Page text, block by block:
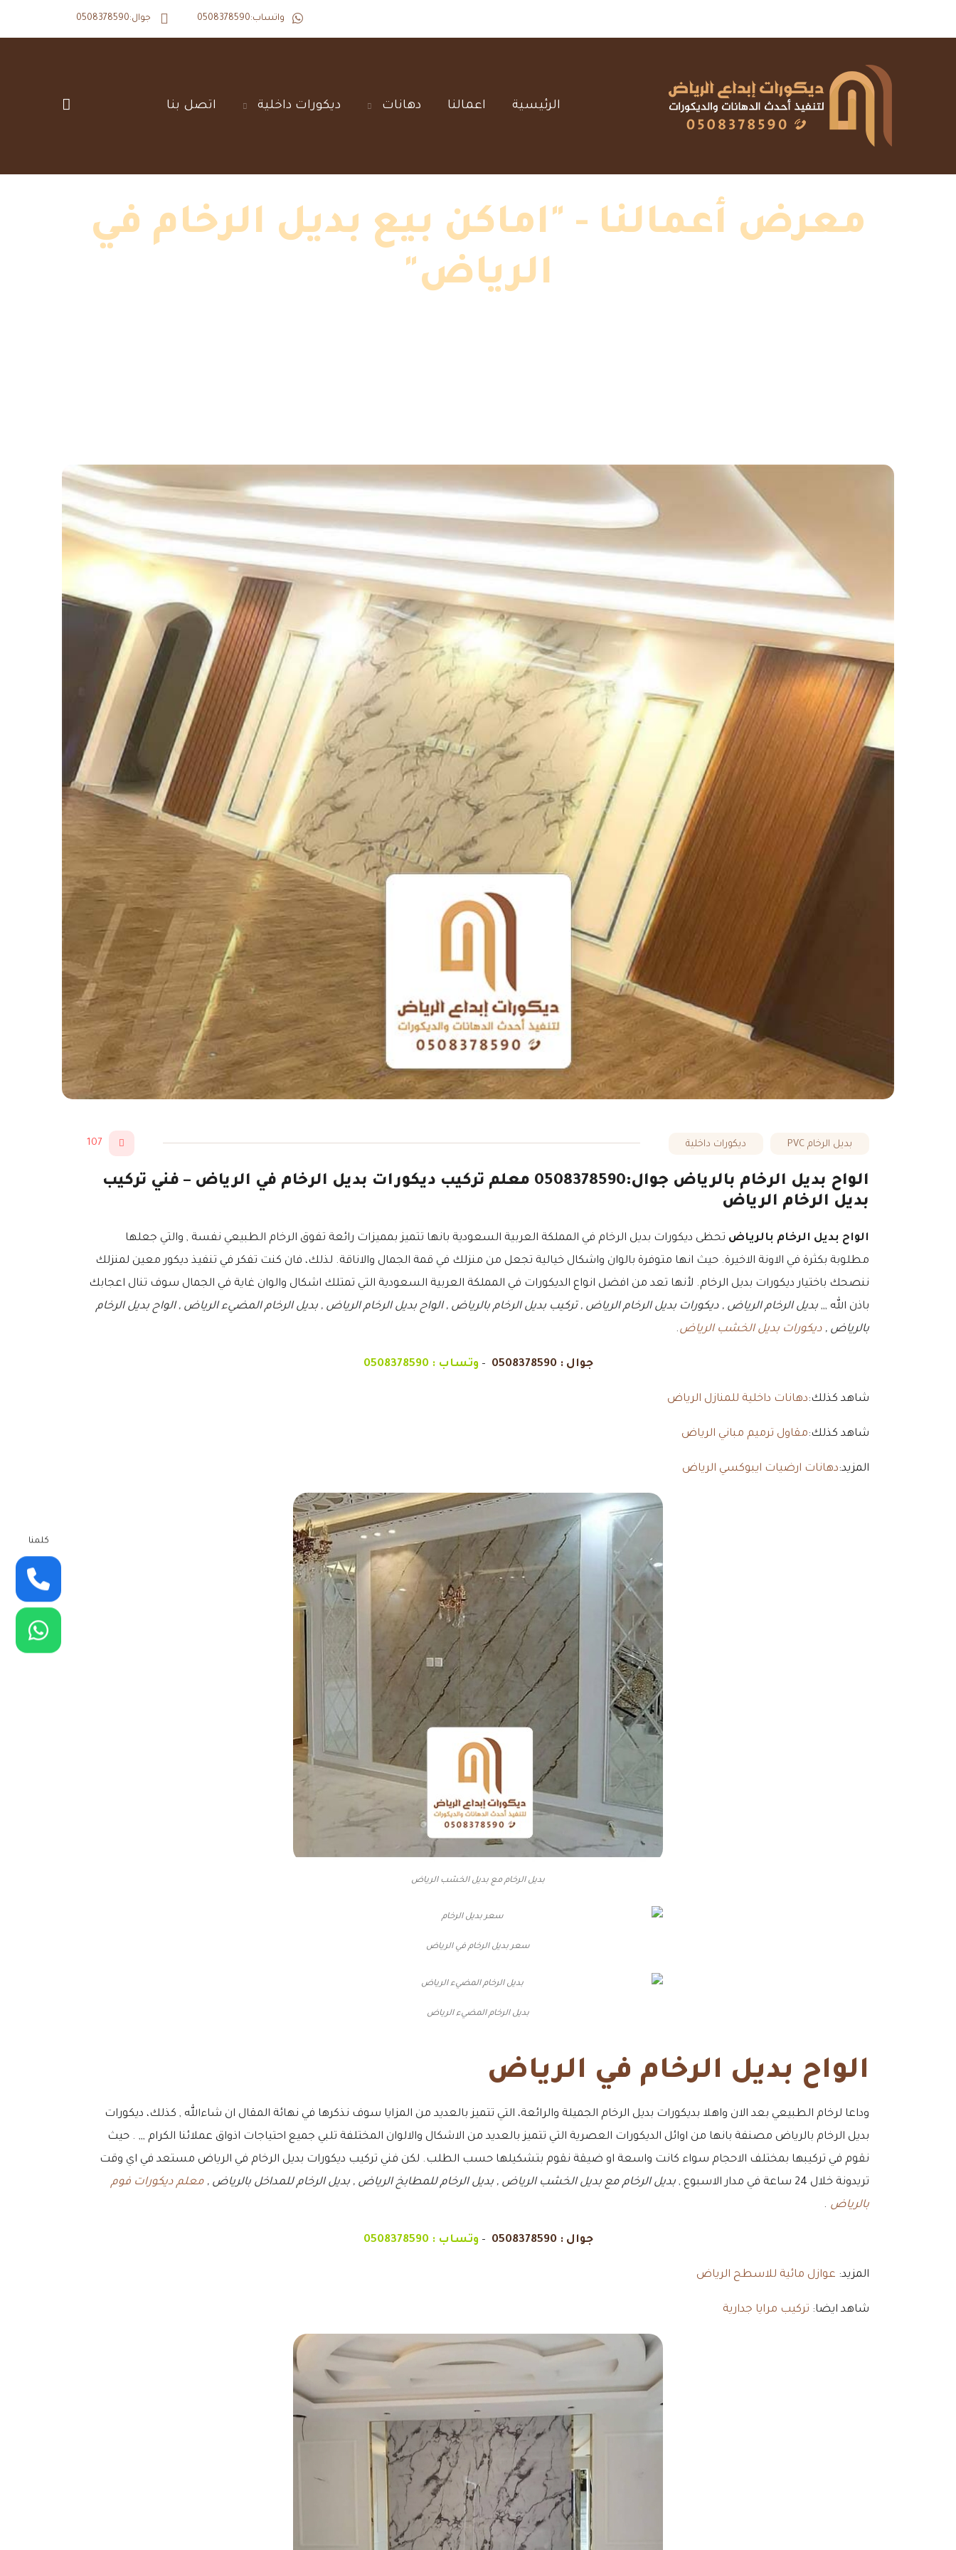
واتساب:0508378590 جوال:0508378590
الرئيسية‎ اعمالنا‎ دهانات‎ ديكورات داخلية‎ اتصل بنا‎
معرض أعمالنا - "اماكن بيع بديل الرخام في
الرياض"
بديل الرخام PVC ديكورات داخلية 107
الواح بديل الرخام بالرياض جوال:0508378590 معلم تركيب ديكورات بديل الرخام في الرياض – فني تركيب
بديل الرخام الرياض
الواح بديل الرخام بالرياض تحظى ديكورات بديل الرخام في المملكة العربية السعودية بانها تتميز بمميزات رائعة تفوق الرخام الطبيعي نفسة , والتي جعلها
مطلوبة بكثرة في الاونة الاخيرة. حيث انها متوفرة بالوان واشكال خيالية تجعل من منزلك في قمة الجمال والاناقة. لذلك، فان كنت تفكر في تنفيذ ديكور معين لمنزلك
ننصحك باختيار ديكورات بديل الرخام. لأنها تعد من افضل انواع الديكورات في المملكة العربية السعودية التي تمتلك اشكال والوان غاية في الجمال سوف تنال اعجابك
باذن الله ,,, بديل الرخام الرياض , ديكورات بديل الرخام الرياض , تركيب بديل الرخام بالرياض , الواح بديل الرخام الرياض , بديل الرخام المضيء الرياض , الواح بديل الرخام
بالرياض , ديكورات بديل الخشب الرياض.
جوال :0508378590
– وتساب :0508378590
شاهد كذلك:دهانات داخلية للمنازل الرياض
شاهد كذلك:مقاول ترميم مباني الرياض
المزيد:دهانات ارضيات ايبوكسي الرياض
بديل الرخام مع بديل الخشب الرياض
سعر بديل الرخام في الرياض
بديل الرخام المضيء الرياض
الواح بديل الرخام في الرياض
وداعا لرخام الطبيعي بعد الان واهلا بديكورات بديل الرخام الجميلة والرائعة، التي تتميز بالعديد من المزايا سوف نذكرها في نهائة المقال ان شاءالله , كذلك، ديكورات
بديل الرخام بالرياض مصنفة بانها من اوائل الديكورات العصرية التي تتميز بالعديد من الاشكال والالوان المختلفة تلبي جميع احتياجات اذواق عملائنا الكرام ,,, . حيث
نقوم في تركيبها بمختلف الاحجام سواء كانت واسعة او ضيقة نقوم بتشكيلها حسب الطلب. لكن فني تركيب ديكورات بديل الرخام في الرياض مستعد في اي وقت
تريدونة خلال 24 ساعة في مدار الاسبوع ,
بديل الرخام مع بديل الخشب الرياض , بديل الرخام للمطابخ الرياض , بديل الرخام للمداخل بالرياض , معلم ديكورات فوم
بالرياض .
جوال :0508378590
– وتساب :0508378590
المزيد: عوازل مائية للاسطح الرياض
شاهد ايضا: تركيب مرايا جدارية
كلمنا